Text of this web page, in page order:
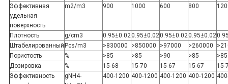
Эффективная
удельная
поверхность
m2/m3 900 1000 600 800
Плотность g/cm3 0.95±0.020.95±0.020.95±0.020.95±0.02
ШтабелированныйPcs/m3 >830000 >850000 >97000 >260000
Пористость
% >85 >85 >90 >85
>85
Дозировка
% 15-68 15-70 15-67 15-67
15-
Эффективность
gNH4-
400-1200 400-1200 400-1200 400-1200